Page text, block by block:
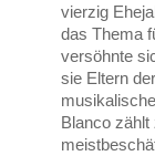
vierzig
das Thema
versöhnte
sie Eltern
Blanco zählt